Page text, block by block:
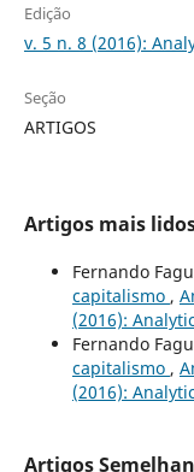
Edição
v. 5 n. 8 (2016):
Seção
ARTIGOS
Artigos mais
Fernando
capitalismo ,
(2016):
Fernando
capitalismo ,
(2016):
Artigos